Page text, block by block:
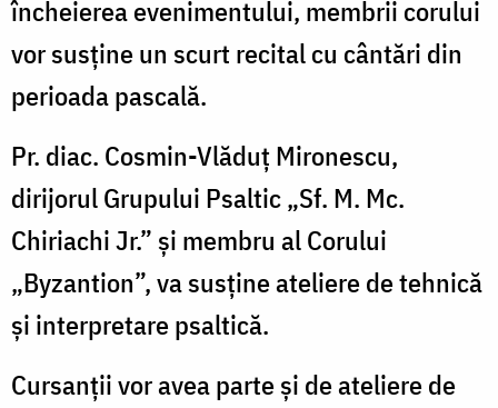
încheierea evenimentului, membrii corului
vor susține un scurt recital cu cântări din
perioada pascală.
Pr. diac. Cosmin-Vlăduț Mironescu,
dirijorul Grupului Psaltic „Sf. M. Mc.
Chiriachi Jr.” și membru al Corului
„Byzantion”, va susține ateliere de tehnică
și interpretare psaltică.
Cursanții vor avea parte și de ateliere de